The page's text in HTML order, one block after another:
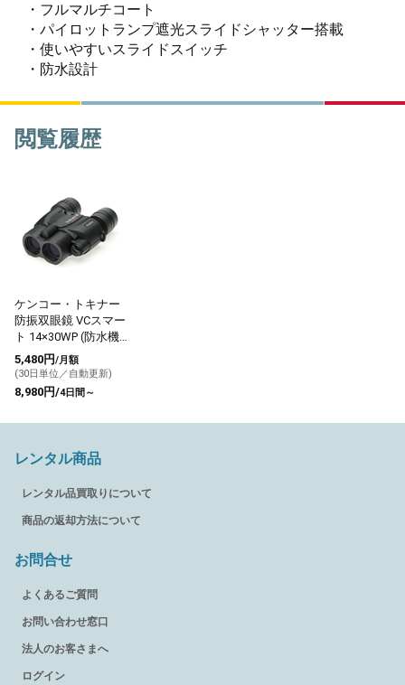
・フルマルチコート
・パイロットランプ遮光スライドシャッター搭載
・使いやすいスライドスイッチ
・防水設計
閲覧履歴
ケンコー・トキナー
防振双眼鏡 VCスマー
ト 14×30WP (防水機
能付き) 倍率14倍
5,480円/月額
(30日単位／自動更新)
8,980円/4日間～
レンタル商品
レンタル品買取りについて
商品の返却方法について
お問合せ
よくあるご質問
お問い合わせ窓口
法人のお客さまへ
ログイン